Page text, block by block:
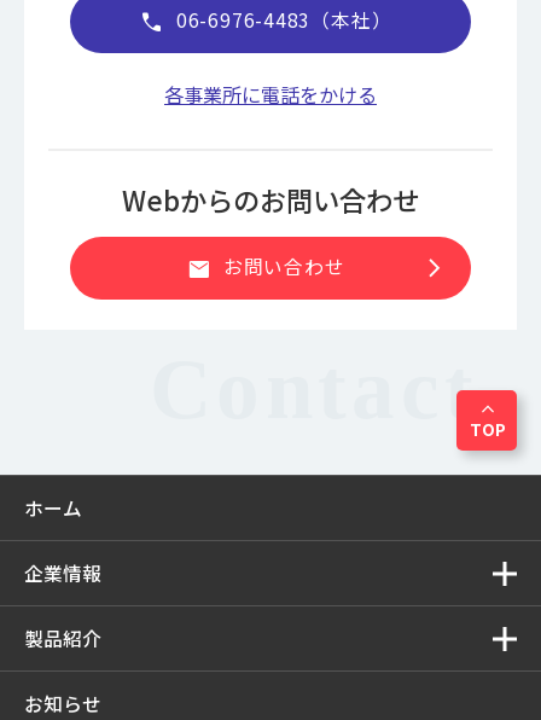
call 06-6976-4483（本社）
各事業所に電話をかける
Webからのお問い合わせ
mail お問い合わせ chevron_right
expand_less
TOP
ホーム
企業情報
製品紹介
お知らせ